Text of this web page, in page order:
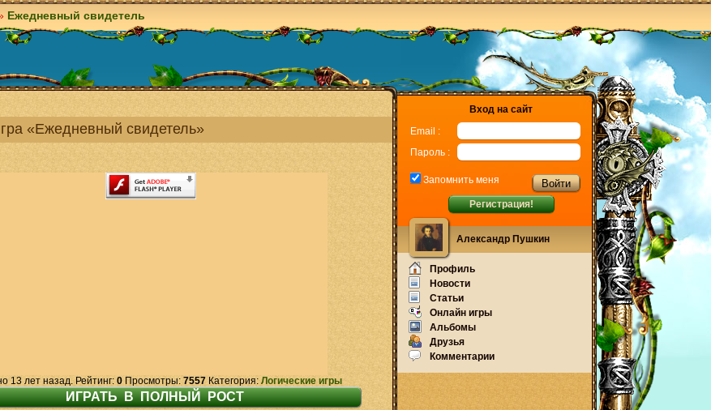
Ежедневный свидетель
«Ежедневный свидетель»
13 лет назад. Рейтинг: 0Просмотры: 7557Категория: Логические игры
Вход на сайт
Email :
Пароль :
Запомнить меня
Регистрация!
Александр Пушкин
Профиль
Новости
Статьи
Онлайн игры
Альбомы
Друзья
Комментарии